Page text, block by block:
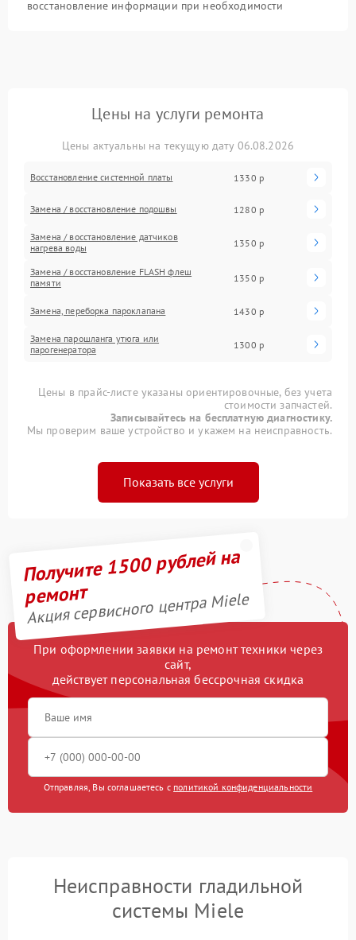
восстановление информации при необходимости
Цены на услуги ремонта
Цены актуальны на текущую дату 06.08.2026
Восстановление системной платы 1330 р
Замена / восстановление подошвы 1280 р
Замена / восстановление датчиков
нагрева воды
1350 р
Замена / восстановление FLASH флеш
памяти
1350 р
Замена, переборка пароклапана 1430 р
Замена парошланга утюга или
парогенератора
1300 р
Цены в прайс-листе указаны ориентировочные, без учета
стоимости запчастей.
Записывайтесь на бесплатную диагностику.
Мы проверим ваше устройство и укажем на неисправность.
Показать все услуги
Получите 1500 рублей на
ремонт
Акция сервисного центра Miele
При оформлении заявки на ремонт техники через
сайт,
действует персональная бессрочная скидка
Отправляя, Вы соглашаетесь с политикой конфиденциальности
Неисправности гладильной
системы Miele